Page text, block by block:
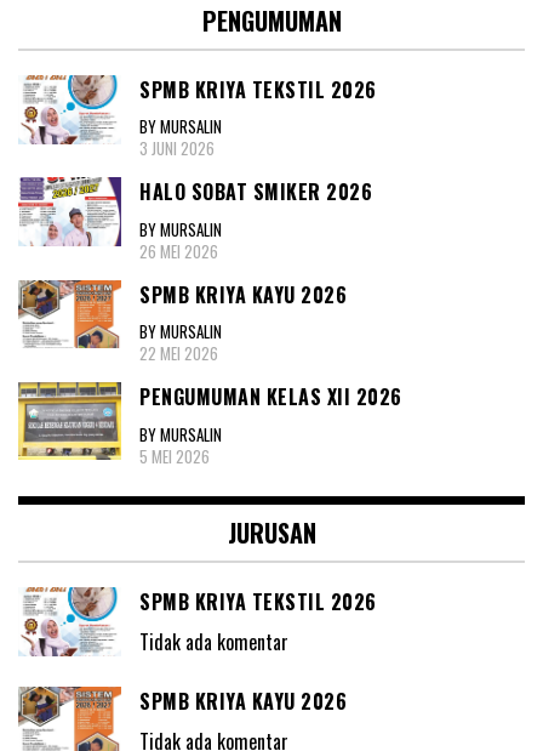
PENGUMUMAN
SPMB KRIYA TEKSTIL 2026
BY MURSALIN
3 JUNI 2026
HALO SOBAT SMIKER 2026
BY MURSALIN
26 MEI 2026
SPMB KRIYA KAYU 2026
BY MURSALIN
22 MEI 2026
PENGUMUMAN KELAS XII 2026
BY MURSALIN
5 MEI 2026
JURUSAN
SPMB KRIYA TEKSTIL 2026
Tidak ada komentar
SPMB KRIYA KAYU 2026
Tidak ada komentar